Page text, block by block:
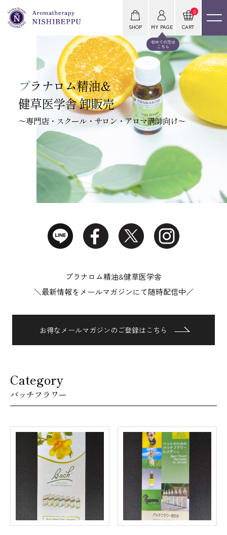
SHOP
初めての方は
こちら
MY PAGE
0
CART
プラナロム精油＆
健草医学舎 卸販売
～専門店・スクール・サロン・アロマ講師向け～
プラナロム精油&健草医学舎
＼最新情報をメールマガジンにて随時配信中／
お得なメールマガジンのご登録はこちら
Category
バッチフラワー